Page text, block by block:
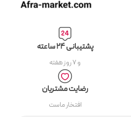
پشتیبانی ۲۴ ساعته
و ۷ روز هفته
رضایت مشتریان
افتخار ماست